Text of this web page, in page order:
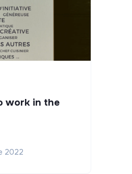
work in the
2022